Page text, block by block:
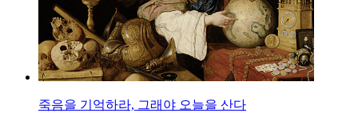
죽음을 기억하라, 그래야 오늘을 산다